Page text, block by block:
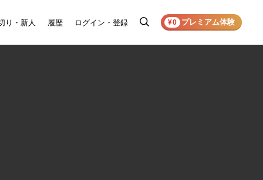
り・新人 履歴 ログイン・登録
検
¥0 プレミアム体験